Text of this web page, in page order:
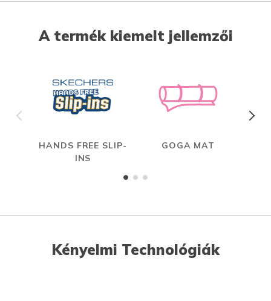
A termék kiemelt jellemzői
HANDS FREE SLIP-
INS
GOGA MAT
Kényelmi Technológiák